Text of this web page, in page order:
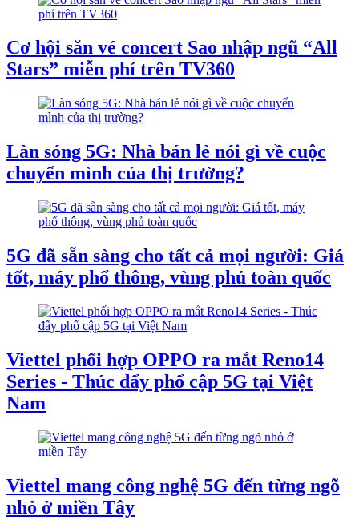
Cơ hội săn vé concert Sao nhập ngũ “All
Stars” miễn phí trên TV360
Làn sóng 5G: Nhà bán lẻ nói gì về cuộc
chuyển mình của thị trường?
‎5G đã sẵn sàng cho tất cả mọi người: Giá
tốt, máy phổ thông, vùng phủ toàn quốc
Viettel phối hợp OPPO ra mắt Reno14
Series - Thúc đẩy phổ cập 5G tại Việt
Nam
Viettel mang công nghệ 5G đến từng ngõ
nhỏ ở miền Tây